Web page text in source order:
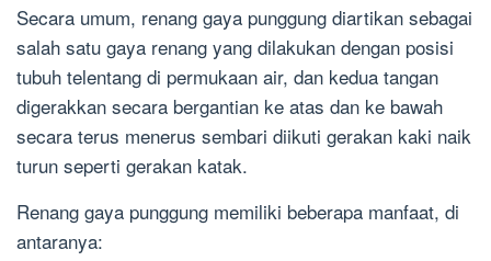
Secara umum, renang gaya punggung diartikan sebagai
salah satu gaya renang yang dilakukan dengan posisi
tubuh telentang di permukaan air, dan kedua tangan
digerakkan secara bergantian ke atas dan ke bawah
secara terus menerus sembari diikuti gerakan kaki naik
turun seperti gerakan katak.
Renang gaya punggung memiliki beberapa manfaat, di
antaranya: